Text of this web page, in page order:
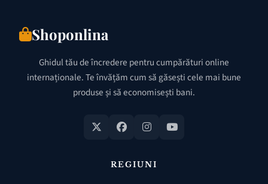
Shoponlina
Ghidul tău de încredere pentru cumpărături online
internaționale. Te învățăm cum să găsești cele mai bune
produse și să economisești bani.
REGIUNI